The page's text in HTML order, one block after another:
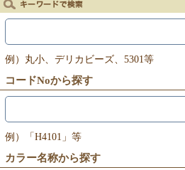
戻る
例）丸小、デリカビーズ、5301等
コードNoから探す
例）「H4101」等
カラー名称から探す